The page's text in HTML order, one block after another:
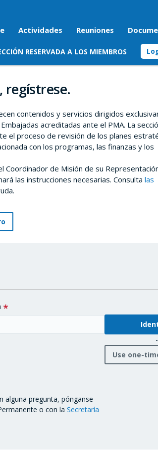
Actividades Reuniones
RESERVADA A LOS MIEMBROS
regístrese.
contenidos y servicios dirigidos
acreditadas ante el PMA. La
el proceso de revisión de los planes
con los programas, las finanzas y los
de Misión de su
las instrucciones necesarias. Consulta las
Use one-
alguna pregunta, pónganse
o con la Secretaría